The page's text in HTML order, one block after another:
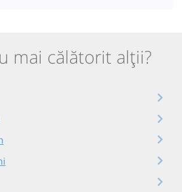
mai călătorit alții?